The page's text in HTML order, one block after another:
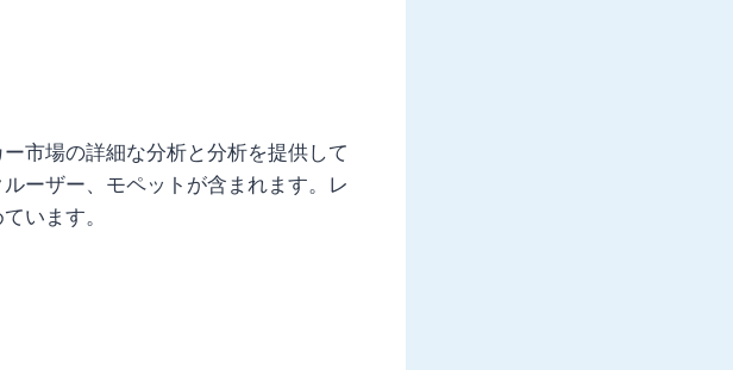
市場の詳細な分析と分析を提供して
ーザー、モペットが含まれます。レ
います。